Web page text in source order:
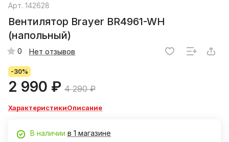
Арт. 142628
Вентилятор Brayer BR4961-WH
(напольный)
0 Нет отзывов
-30%
2 990 ₽ 4 290 ₽
ХарактеристикиОписание
В наличии в 1 магазине